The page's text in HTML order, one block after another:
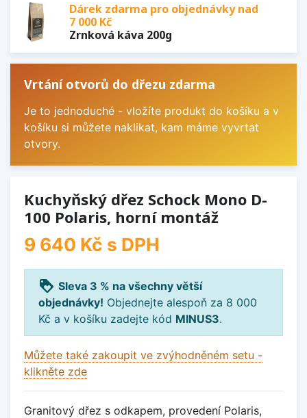
Dárek zdarma pro objednávky nad
7 000 Kč
Zrnková káva 200g
Vrtání otvorů do dřezu zdarma
Je to jednoduché - vložíte produkt do košíku a v
košíku si můžete naklikat, kam máme vyvrtat
otvory.
Kuchyňský dřez Schock Mono D-
100 Polaris, horní montáž
9 640 Kč s DPH
loyalty Sleva 3 % na všechny větší
objednávky! Objednejte alespoň za 8 000
Kč a v košíku zadejte kód MINUS3.
Můžete také zakoupit ve zvýhodněném setu -
klikněte zde
Granitový dřez s odkapem, provedení Polaris,